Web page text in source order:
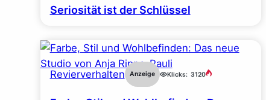
Seriosität ist der Schlüssel
Revierverhalten Anzeige Klicks: 3120